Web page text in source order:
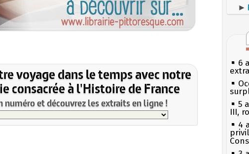
voyage dans le temps avec notre
consacrée à l'Histoire de France
numéro et découvrez les extraits en ligne !
►
6
5
III,
4